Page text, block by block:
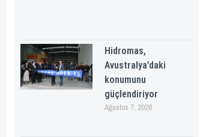
Hidromas,
Avustralya’daki
konumunu
güçlendiriyor
Ağustos 7, 2026